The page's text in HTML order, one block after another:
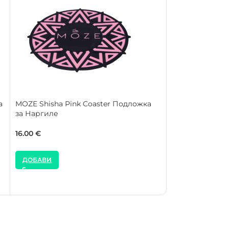
MOZE Shisha Pink Coaster Подложка
за Наргиле
16.00 €
ДОБАВИ